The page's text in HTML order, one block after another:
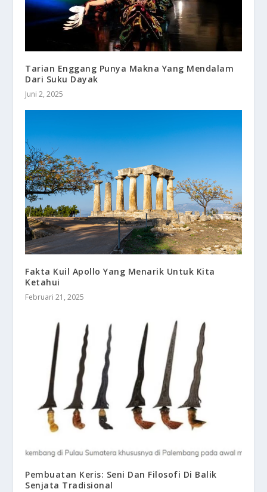
Tarian Enggang Punya Makna Yang Mendalam
Dari Suku Dayak
Juni 2, 2025
Fakta Kuil Apollo Yang Menarik Untuk Kita
Ketahui
Februari 21, 2025
Pembuatan Keris: Seni Dan Filosofi Di Balik
Senjata Tradisional